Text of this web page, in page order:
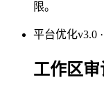
限。
平台优化v3.0
工作区